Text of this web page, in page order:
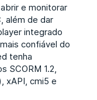
e monitorar
além de dar
integrado
confiável do
tenha
SCORM 1.2,
xAPI, cmi5 e